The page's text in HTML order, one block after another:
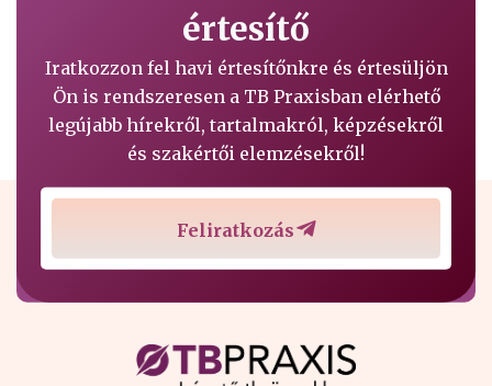
értesítő
Iratkozzon fel havi értesítőnkre és értesüljön
Ön is rendszeresen a TB Praxisban elérhető
legújabb hírekről, tartalmakról, képzésekről
és szakértői elemzésekről!
Feliratkozás